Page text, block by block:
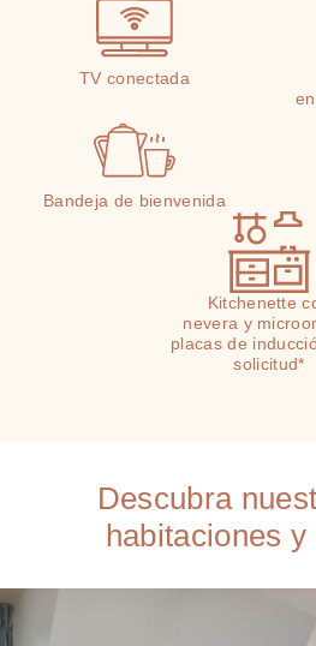
TV conectada
Bandeja de bienvenida
Kitchenette
nevera y
placas de
solicitud*
Descubra
habitaciones